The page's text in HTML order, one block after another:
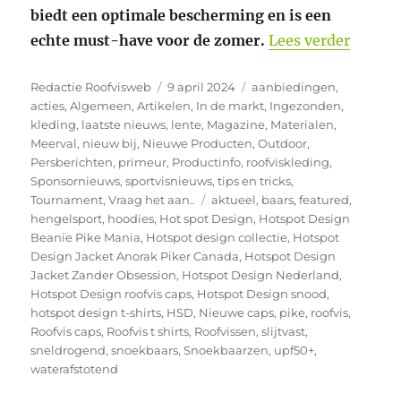
biedt een optimale bescherming en is een
echte must-have voor de zomer. Lees verder
Auteur
Redactie Roofvisweb
Geplaatst
op
9 april 2024 Categorieën
aanbiedingen,
acties,Algemeen,Artikelen, In de markt, Ingezonden,
kleding, laatste nieuws, lente, Magazine, Materialen,
Meerval, nieuw bij, Nieuwe Producten,Outdoor,
Persberichten, primeur, Productinfo, roofviskleding,
Sponsornieuws,sportvisnieuws,tips en tricks,
Tournament,Vraag het aan.. Tags
aktueel, baars,featured,
hengelsport, hoodies, Hot spot Design, Hotspot Design
Beanie Pike Mania, Hotspot design collectie, Hotspot
Design Jacket Anorak Piker Canada, Hotspot Design
Jacket Zander Obsession, Hotspot Design Nederland,
Hotspot Design roofvis caps, Hotspot Design snood,
hotspot design t-shirts, HSD, Nieuwe caps, pike, roofvis,
Roofvis caps, Roofvis t shirts, Roofvissen,slijtvast,
sneldrogend,snoekbaars,Snoekbaarzen, upf50+,
waterafstotend